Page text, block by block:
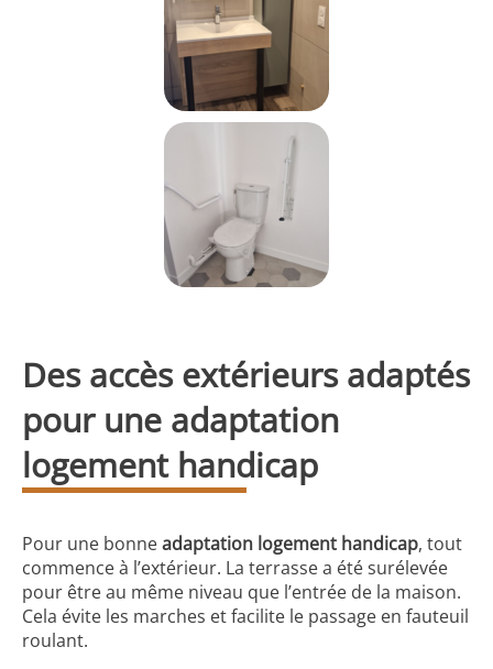
Des accès extérieurs adaptés
pour une adaptation
logement handicap
Pour une bonneadaptation logement handicap, tout
commence à l’extérieur. La terrasse a été surélevée
pour être au même niveau que l’entrée de la maison.
Cela évite les marches et facilite le passage en fauteuil
roulant.